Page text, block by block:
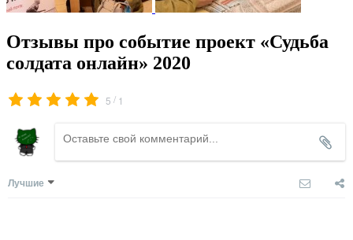
Отзывы про событие проект «Судьба
солдата онлайн» 2020
5 / 1
Лучшие